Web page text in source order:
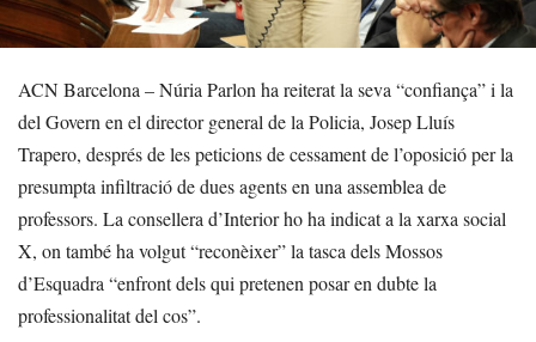
ACN Barcelona – Núria Parlon ha reiterat la seva “confiança” i la
del Govern en el director general de la Policia, Josep Lluís
Trapero, després de les peticions de cessament de l’oposició per la
presumpta infiltració de dues agents en una assemblea de
professors. La consellera d’Interior ho ha indicat a la xarxa social
X, on també ha volgut “reconèixer” la tasca dels Mossos
d’Esquadra “enfront dels qui pretenen posar en dubte la
professionalitat del cos”.